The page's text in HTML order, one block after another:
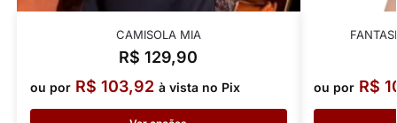
CAMISOLA MIA
R$ 129,90
ou por R$ 103,92 à vista no Pix ou por R$